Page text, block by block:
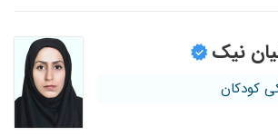
نیک
کودکان